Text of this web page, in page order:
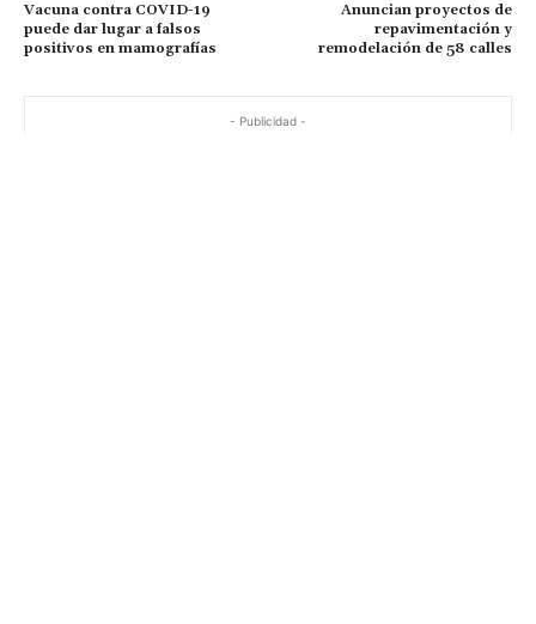
Vacuna contra COVID-19
puede dar lugar a falsos
positivos en mamografías
Anuncian proyectos de
repavimentación y
remodelación de 58 calles
- Publicidad -